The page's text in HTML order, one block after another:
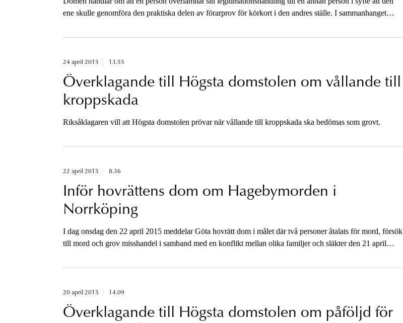
ene skulle genomföra den praktiska delen av förarprov för körkort i den andres ställe. I sammanhanget
24 april 2015 13.55
Överklagande till Högsta domstolen om vållande till
kroppskada
Riksåklagaren vill att Högsta domstolen prövar när vållande till kroppskada ska bedömas som grovt.
22 april 2015 8.36
Inför hovrättens dom om Hagebymorden i
Norrköping
I dag onsdag den 22 april 2015 meddelar Göta hovrätt dom i målet där två personer åtalats för mord, försök
till mord och grov misshandel i samband med en konflikt mellan olika familjer och släkter den 21 april
20 april 2015 14.09
Överklagande till Högsta domstolen om påföljd för